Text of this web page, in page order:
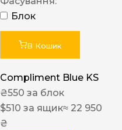
Блок
В Кошик
Compliment Blue KS
₴550 за блок
$510 за ящик≈ 22 950
₴